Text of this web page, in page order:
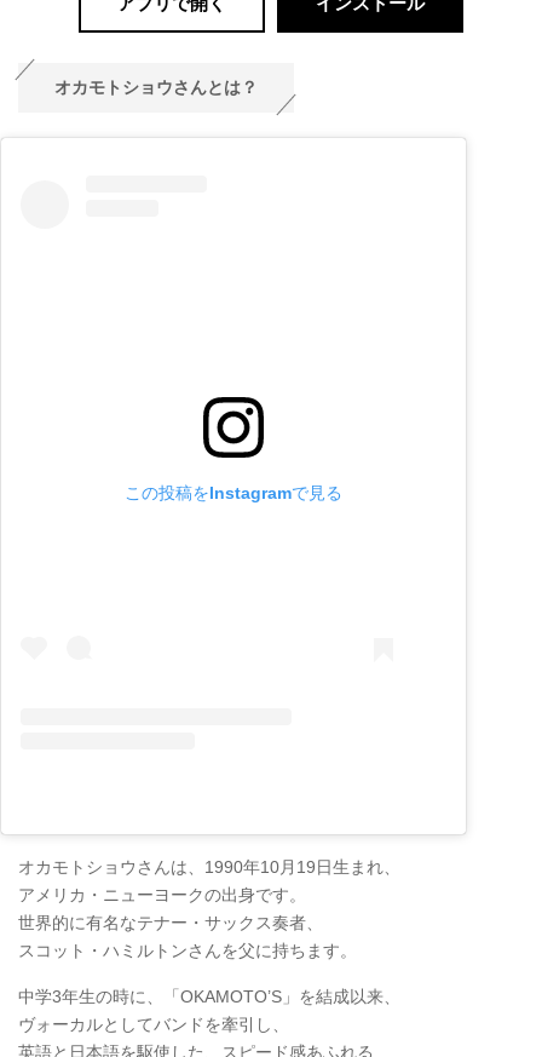
オカモトショウさんとは？
この投稿をInstagramで見る
オカモトショウさんは、1990年10月19日生まれ、
アメリカ・ニューヨークの出身です。
世界的に有名なテナー・サックス奏者、
スコット・ハミルトンさんを父に持ちます。
中学3年生の時に、「OKAMOTO’S」を結成以来、
ヴォーカルとしてバンドを牽引し、
英語と日本語を駆使した、スピード感あふれる